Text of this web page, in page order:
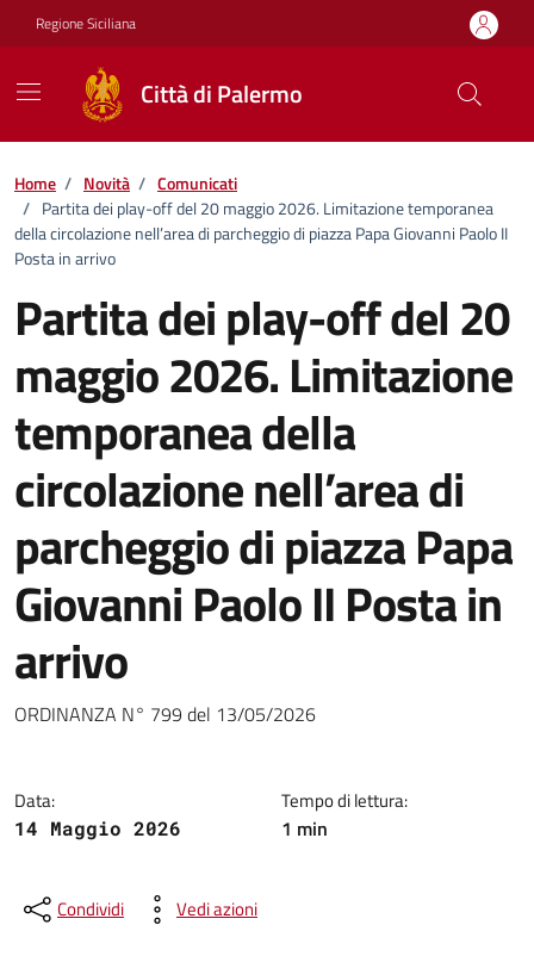
Vai ai contenuti
Vai al footer
Regione Siciliana
Città di Palermo
Home / Novità / Comunicati
/ Partita dei play-off del 20 maggio 2026. Limitazione temporanea
della circolazione nell’area di parcheggio di piazza Papa Giovanni Paolo II
Posta in arrivo
Partita dei play-off del 20
maggio 2026. Limitazione
temporanea della
circolazione nell’area di
parcheggio di piazza Papa
Giovanni Paolo II Posta in
arrivo
Dettagli della notizia
ORDINANZA N° 799 del 13/05/2026
Data:
14 Maggio 2026
Tempo di lettura:
1 min
Condividi Vedi azioni